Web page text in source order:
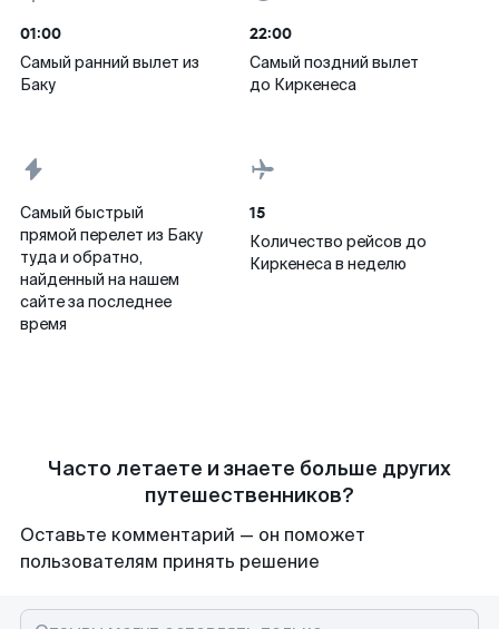
01:00
Самый ранний вылет из
Баку
22:00
Самый поздний вылет
до Киркенеса
Самый быстрый
прямой перелет из Баку
туда и обратно,
найденный на нашем
сайте за последнее
время
15
Количество рейсов до
Киркенеса в неделю
Часто летаете и знаете больше других
путешественников?
Оставьте комментарий — он поможет
пользователям принять решение